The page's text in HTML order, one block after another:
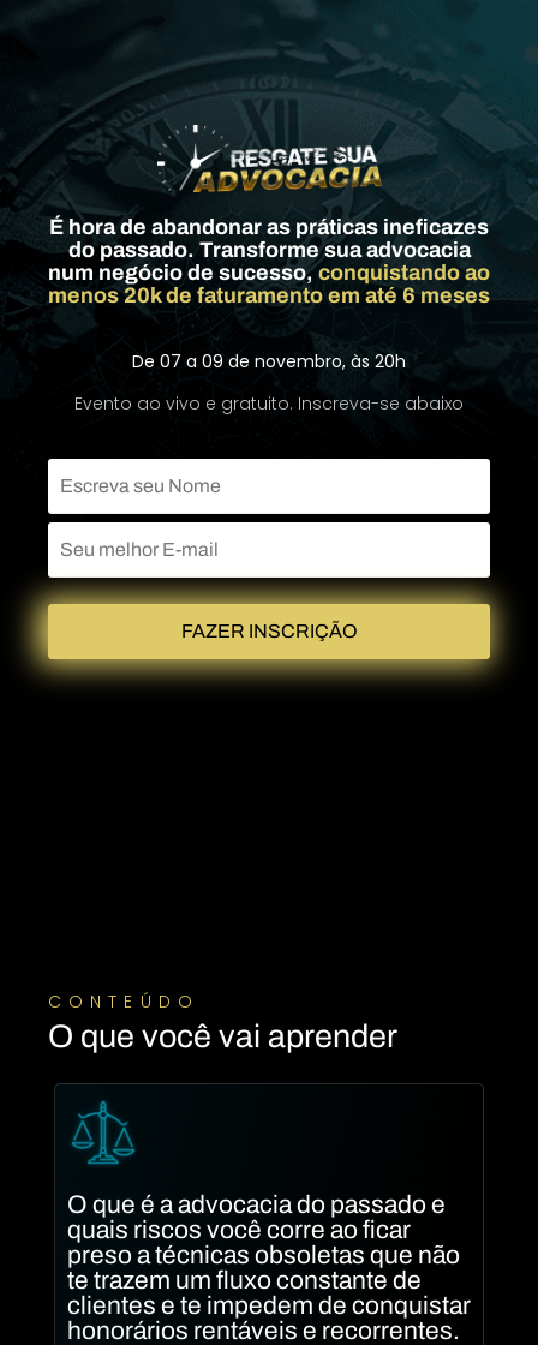
É hora de abandonar as práticas ineficazes
do passado. Transforme sua advocacia
num negócio de sucesso,conquistando ao
menos 20k de faturamento em até 6 meses
De 07 a 09 de novembro, às 20h
Evento ao vivo e gratuito. Inscreva-se abaixo
FAZER INSCRIÇÃO
CONTEÚDO
O que você vai aprender
O que é a advocacia do passado e
quais riscos você corre ao ficar
preso a técnicas obsoletas que não
te trazem um fluxo constante de
clientes e te impedem de conquistar
honorários rentáveis e recorrentes.